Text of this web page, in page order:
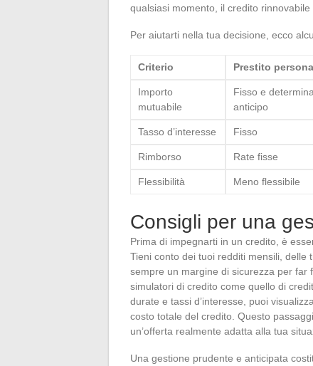
qualsiasi momento, il credito
Per aiutarti nella tua decisione, ecco
Criterio Prestito
Importo
mutuabile
Fisso e
anticipo
Tasso d’interesse Fisso
Rimborso Rate fisse
Flessibilità Meno flessibile
Consigli per una
Prima di impegnarti in un credito, è
Tieni conto dei tuoi redditi mensili,
sempre un margine di sicurezza per far
simulatori di credito come quello di
durate e tassi d’interesse, puoi
costo totale del credito. Questo
un’offerta realmente adatta alla tua
Una gestione prudente e anticipata